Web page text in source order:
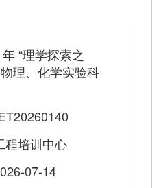
“理学探索之
理、化学实验科
程培训中心
07-14